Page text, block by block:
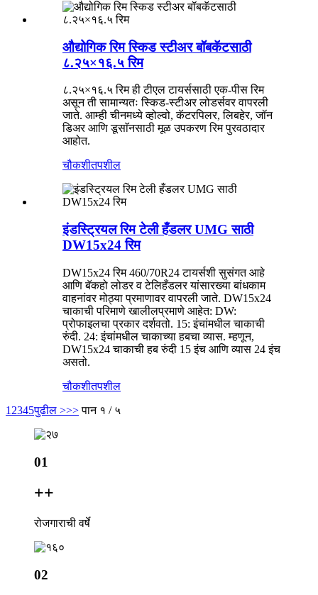
औद्योगिक रिम स्किड स्टीअर बॉबकॅटसाठी
८.२५×१६.५ रिम
८.२५×१६.५ रिम ही टीएल टायर्ससाठी एक-पीस रिम
असून ती सामान्यतः स्किड-स्टीअर लोडर्सवर वापरली
जाते. आम्ही चीनमध्ये व्होल्वो, कॅटरपिलर, लिबहेर, जॉन
डिअर आणि डूसाॅनसाठी मूळ उपकरण रिम पुरवठादार
आहोत.
चौकशीतपशील
इंडस्ट्रियल रिम टेली हँडलर UMG साठी
DW15x24 रिम
DW15x24 रिम 460/70R24 टायर्सशी सुसंगत आहे
आणि बॅकहो लोडर व टेलिहँडलर यांसारख्या बांधकाम
वाहनांवर मोठ्या प्रमाणावर वापरली जाते. DW15x24
चाकाची परिमाणे खालीलप्रमाणे आहेत: DW:
प्रोफाइलचा प्रकार दर्शवतो. 15: इंचांमधील चाकाची
रुंदी. 24: इंचांमधील चाकाच्या हबचा व्यास. म्हणून,
DW15x24 चाकाची हब रुंदी 15 इंच आणि व्यास 24 इंच
असतो.
चौकशीतपशील
1 2345पुढील >>> पान १ / ५
01
++
रोजगाराची वर्षे
02